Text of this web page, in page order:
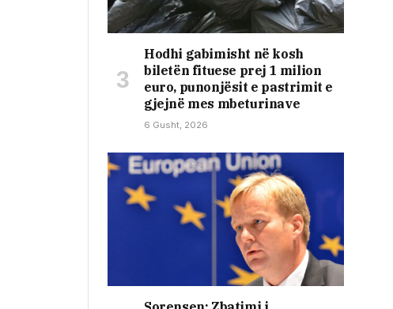
Hodhi gabimisht në kosh
biletën fituese prej 1 milion
euro, punonjësit e pastrimit e
gjejnë mes mbeturinave
6 Gusht, 2026